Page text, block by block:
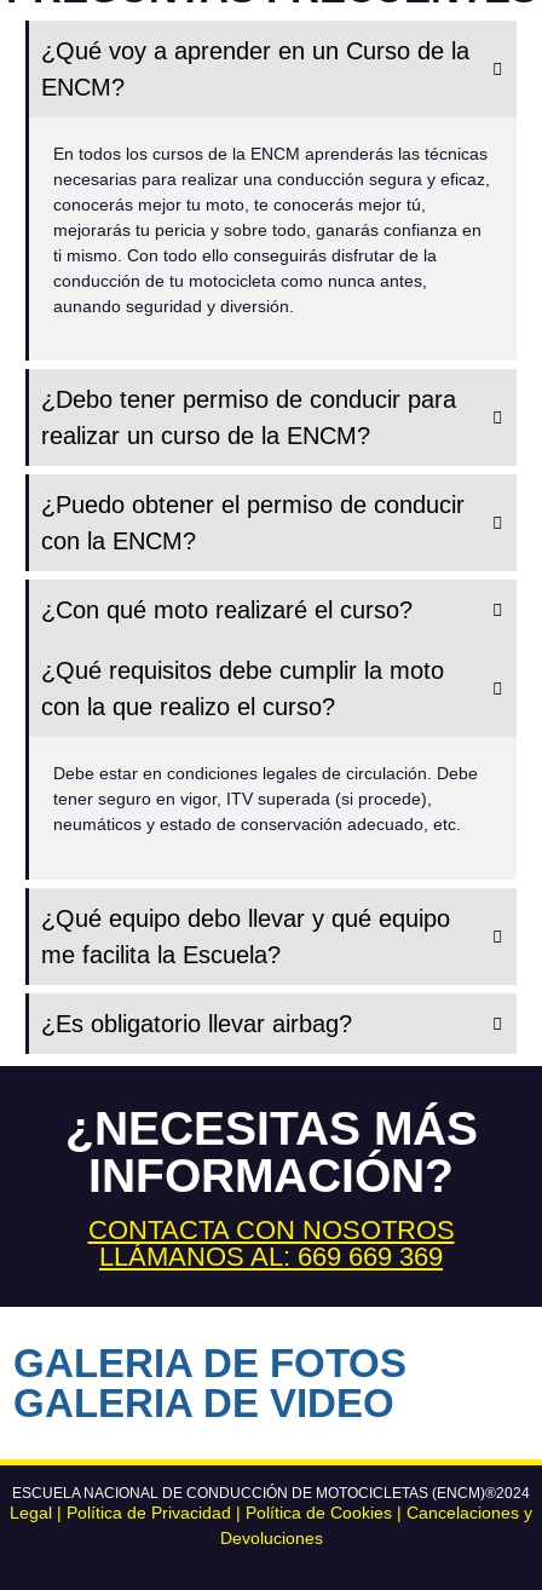
¿Qué voy a aprender en un Curso de la
ENCM?
En todos los cursos de la ENCM aprenderás las técnicas
necesarias para realizar una conducción segura y eficaz,
conocerás mejor tu moto, te conocerás mejor tú,
mejorarás tu pericia y sobre todo, ganarás confianza en
ti mismo. Con todo ello conseguirás disfrutar de la
conducción de tu motocicleta como nunca antes,
aunando seguridad y diversión.
¿Debo tener permiso de conducir para
realizar un curso de la ENCM?
¿Puedo obtener el permiso de conducir
con la ENCM?
¿Con qué moto realizaré el curso?
¿Qué requisitos debe cumplir la moto
con la que realizo el curso?
Debe estar en condiciones legales de circulación. Debe
tener seguro en vigor, ITV superada (si procede),
neumáticos y estado de conservación adecuado, etc.
¿Qué equipo debo llevar y qué equipo
me facilita la Escuela?
¿Es obligatorio llevar airbag?
¿NECESITAS MÁS
INFORMACIÓN?
CONTACTA CON NOSOTROS
LLÁMANOS AL: 669 669 369
GALERIA DE FOTOS
GALERIA DE VIDEO
ESCUELA NACIONAL DE CONDUCCIÓN DE MOTOCICLETAS (ENCM)®2024
Legal | Política de Privacidad | Política de Cookies | Cancelaciones y
Devoluciones